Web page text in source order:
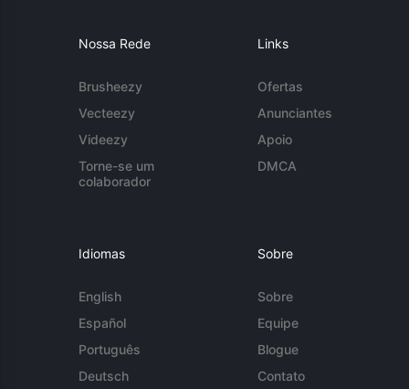
Nossa Rede
Brusheezy
Vecteezy
Videezy
Torne-se um
colaborador
Links
Ofertas
Anunciantes
Apoio
DMCA
Idiomas
English
Español
Português
Deutsch
Sobre
Sobre
Equipe
Blogue
Contato